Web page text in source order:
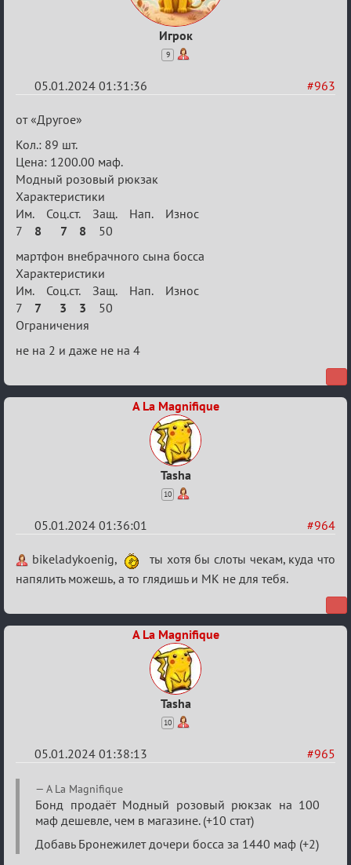
Игрок
9
#963
05.01.2024 01:31:36
Re:
Сумрак
нововведения
от «Другое»
Koл.: 89 шт.
Цена: 1200.00 маф.
Модный розовый рюкзак
Характеристики
Им. Соц.ст. Защ. Нап. Износ
7 8 7 8 50
мартфон внебрачного сына босса
Характеристики
Им. Соц.ст. Защ. Нап. Износ
7 7 3 3 50
Ограничения
не на 2 и даже не на 4
A La Magnifique
Tasha
10
#964
05.01.2024 01:36:01
Re:
Сумрак
bikeladykoenig,
ты хотя бы слоты чекам, куда что
напялить можешь, а то глядишь и МК не для тебя.
A La Magnifique
Tasha
10
#965
05.01.2024 01:38:13
Re:
Сумрак
нововведения
A La Magnifique
Бонд продаёт Модный розовый рюкзак на 100
маф дешевле, чем в магазине. (+10 стат)
Добавь Бронежилет дочери босса за 1440 маф (+2)